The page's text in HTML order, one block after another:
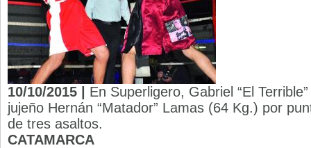
10/10/2015 | En Superligero, Gabriel “El
jujeño Hernán “Matador” Lamas (64 Kg.) por
de tres asaltos.
CATAMARCA